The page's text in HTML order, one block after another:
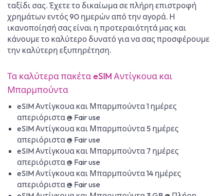
ταξίδι σας. Έχετε το δικαίωμα σε πλήρη επιστροφή
χρημάτων εντός 90 ημερών από την αγορά. Η
ικανοποίησή σας είναι η προτεραιότητά μας και
κάνουμε το καλύτερο δυνατό για να σας προσφέρουμε
την καλύτερη εξυπηρέτηση.
Τα καλύτερα πακέτα eSIM Αντίγκουα και
Μπαρμπούντα
eSIM Αντίγκουα και Μπαρμπούντα 1 ημέρες
απεριόριστα @ Fair use
eSIM Αντίγκουα και Μπαρμπούντα 5 ημέρες
απεριόριστα @ Fair use
eSIM Αντίγκουα και Μπαρμπούντα 7 ημέρες
απεριόριστα @ Fair use
eSIM Αντίγκουα και Μπαρμπούντα 14 ημέρες
απεριόριστα @ Fair use